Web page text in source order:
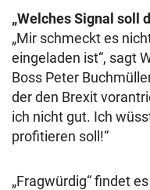
„Welches Signal soll
„Mir schmeckt es
eingeladen ist“, sagt
Boss Peter
der den Brexit
ich nicht gut. Ich
profitieren soll!“
„Fragwürdig“ findet